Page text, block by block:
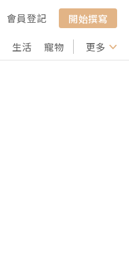
會員登記
開始撰寫
生活 寵物 行山 打卡
更多